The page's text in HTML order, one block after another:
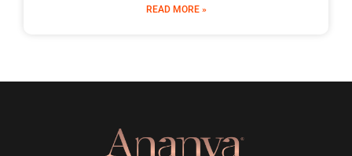
READ MORE »